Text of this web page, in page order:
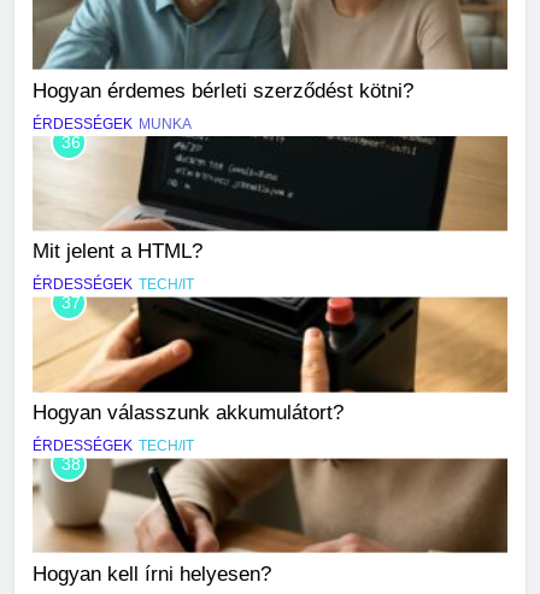
Hogyan érdemes bérleti szerződést kötni?
ÉRDESSÉGEK MUNKA
36
Mit jelent a HTML?
ÉRDESSÉGEK TECH/IT
37
Hogyan válasszunk akkumulátort?
ÉRDESSÉGEK TECH/IT
38
Hogyan kell írni helyesen?